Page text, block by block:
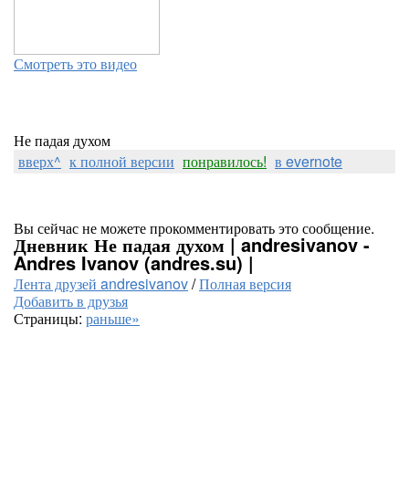
Смотреть это видео
Не падая духом
вверх^ к полной версии понравилось! в evernote
Вы сейчас не можете прокомментировать это сообщение.
Дневник Не падая духом | andresivanov -
Andres Ivanov (andres.su) |
Лента друзей andresivanov/Полная версия
Добавить в друзья
Страницы: раньше»